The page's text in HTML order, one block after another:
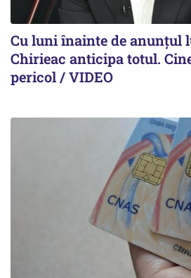
Cu luni înainte de anunțul
Chirieac anticipa totul.
pericol / VIDEO